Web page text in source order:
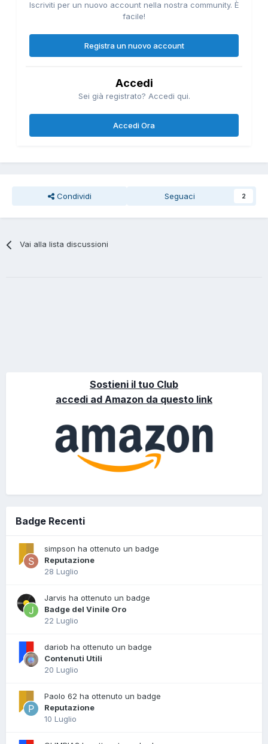
Iscriviti per un nuovo account nella nostra community. È
facile!
Registra un nuovo account
Accedi
Sei già registrato? Accedi qui.
Accedi Ora
Condividi Seguaci 2
Vai alla lista discussioni
Sostieni il tuo Club
accedi ad Amazon da questo link
Badge Recenti
simpson ha ottenuto un badge
Reputazione
28 Luglio
Jarvis ha ottenuto un badge
Badge del Vinile Oro
22 Luglio
dariob ha ottenuto un badge
Contenuti Utili
20 Luglio
Paolo 62 ha ottenuto un badge
Reputazione
10 Luglio